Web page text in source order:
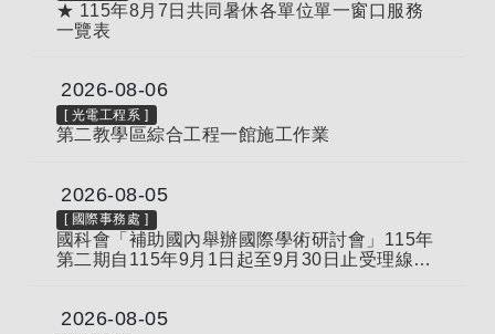
★ 115年8月7日共同暑休各單位單一窗口服務
一覽表
2026-08-06
[ 光電工程系 ]
第二教學區綜合工程一館施工作業
2026-08-05
[ 國際事務處 ]
國科會「補助國內舉辦國際學術研討會」115年
第二期自115年9月1日起至9月30日止受理線上
2026-08-05